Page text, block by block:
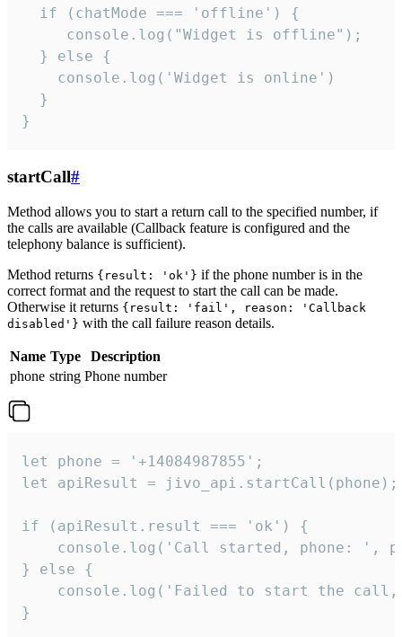
  if (chatMode === 'offline') {
     console.log("Widget is offline");
  } else {
    console.log('Widget is online')
  }
}
startCall#
Method allows you to start a return call to the specified number, if
the calls are available (Callback feature is configured and the
telephony balance is sufficient).
Method returns {result: 'ok'} if the phone number is in the
correct format and the request to start the call can be made.
Otherwise it returns {result: 'fail', reason: 'Callback
disabled'} with the call failure reason details.
Name Type
Description
phone string Phone number
let phone = '+14084987855';
let apiResult = jivo_api.startCall(phone);
if (apiResult.result === 'ok') {
console.log('Call started, phone: ',
} else {
console.log('Failed to start the
}